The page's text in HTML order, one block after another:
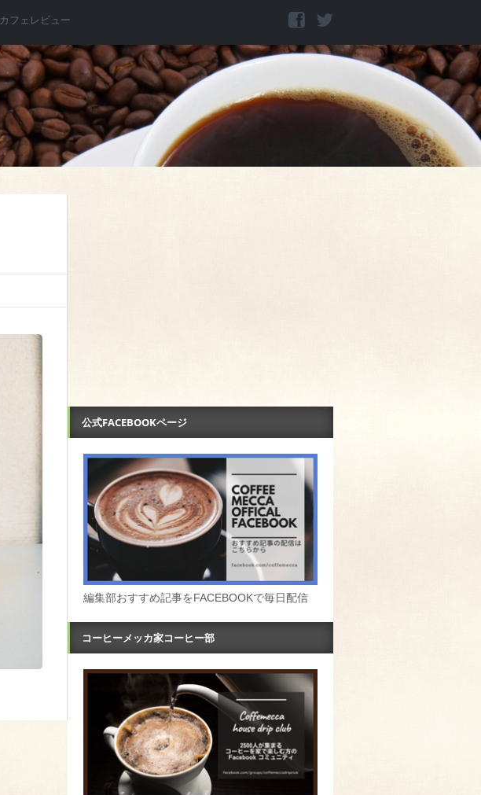
カフェレビュー
公式FACEBOOKページ
編集部おすすめ記事をFACEBOOKで毎日配信
コーヒーメッカ家コーヒー部